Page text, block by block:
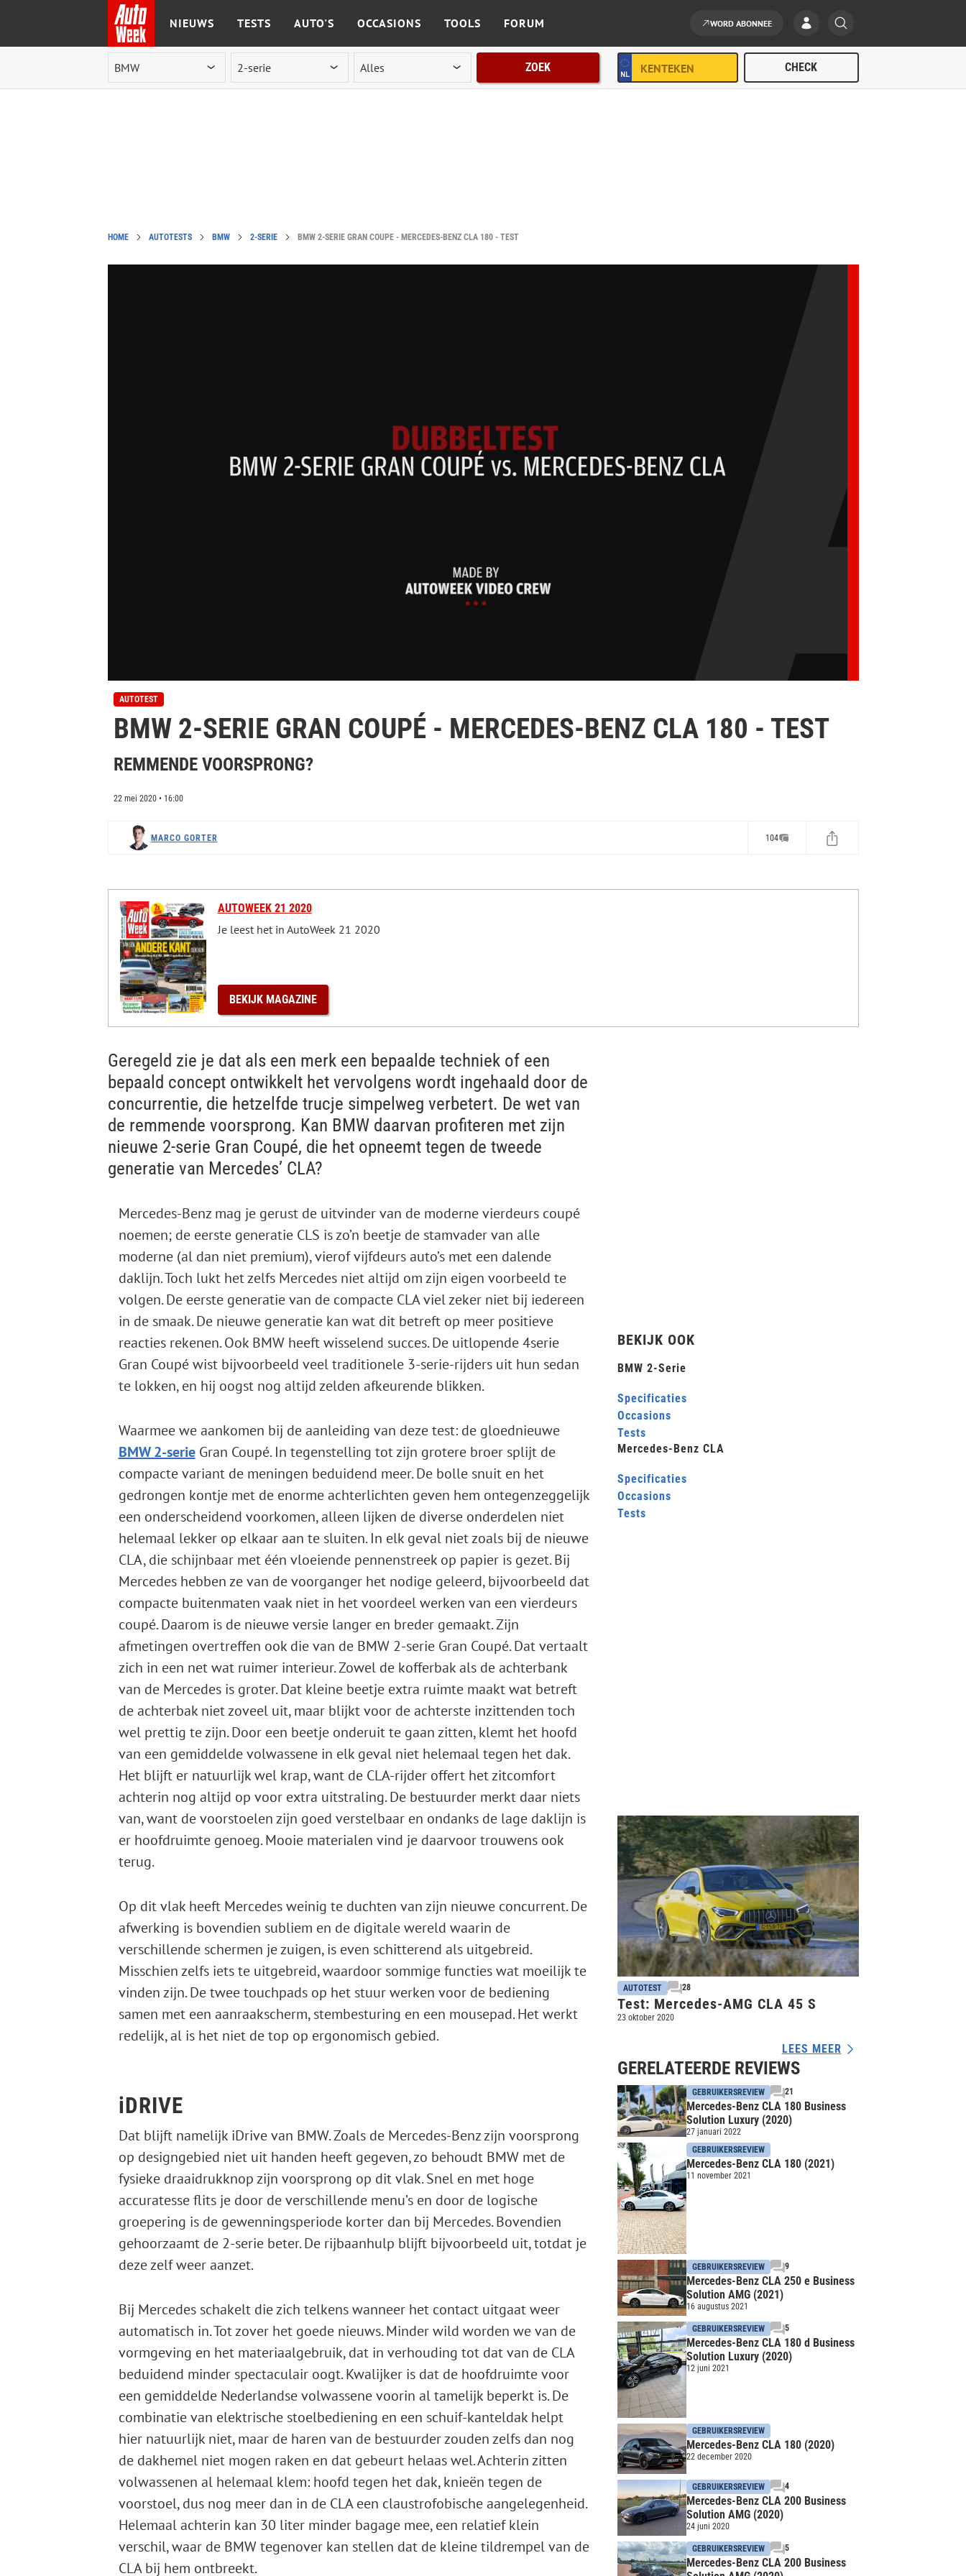
Ga naar de inhoud
NIEUWS TESTS AUTO'S OCCASIONS TOOLS FORUM WORD ABONNEE
ZOEK
HOME AUTOTESTS BMW 2-SERIE BMW 2-SERIE GRAN COUPÉ - MERCEDES-BENZ CLA 180 - TEST
V
AUTOTEST
BMW 2-SERIE GRAN COUPÉ - MERCEDES-BENZ CLA 180 - TEST
REMMENDE VOORSPRONG?
22 mei 2020 • 16:00
MARCO GORTER 104
AUTOWEEK 21 2020
Je leest het in AutoWeek 21 2020
BEKIJKMAGAZINE
Geregeld zie je dat als een merk een bepaalde techniek of een
bepaald concept ontwikkelt het vervolgens wordt ingehaald door de
concurrentie, die hetzelfde trucje simpelweg verbetert. De wet van
de remmende voorsprong. Kan BMW daarvan profiteren met zijn
nieuwe 2-serie Gran Coupé, die het opneemt tegen de tweede
generatie van Mercedes’ CLA?
Mercedes-Benz mag je gerust de uitvinder van de moderne vierdeurs coupé
noemen; de eerste generatie CLS is zo’n beetje de stamvader van alle
moderne (al dan niet premium), vierof vijfdeurs auto’s met een dalende
daklijn. Toch lukt het zelfs Mercedes niet altijd om zijn eigen voorbeeld te
volgen. De eerste generatie van de compacte CLA viel zeker niet bij iedereen
in de smaak. De nieuwe generatie kan wat dit betreft op meer positieve
reacties rekenen. Ook BMW heeft wisselend succes. De uitlopende 4serie
Gran Coupé wist bijvoorbeeld veel traditionele 3-serie-rijders uit hun sedan
te lokken, en hij oogst nog altijd zelden afkeurende blikken.
Waarmee we aankomen bij de aanleiding van deze test: de gloednieuwe
BMW 2-serieGran Coupé. In tegenstelling tot zijn grotere broer splijt de
compacte variant de meningen beduidend meer. De bolle snuit en het
gedrongen kontje met de enorme achterlichten geven hem ontegenzeggelijk
een onderscheidend voorkomen, alleen lijken de diverse onderdelen niet
helemaal lekker op elkaar aan te sluiten. In elk geval niet zoals bij de nieuwe
CLA, die schijnbaar met één vloeiende pennenstreek op papier is gezet. Bij
Mercedes hebben ze van de voorganger het nodige geleerd, bijvoorbeeld dat
compacte buitenmaten vaak niet in het voordeel werken van een vierdeurs
coupé. Daarom is de nieuwe versie langer en breder gemaakt. Zijn
afmetingen overtreffen ook die van de BMW 2-serie Gran Coupé. Dat vertaalt
zich in een net wat ruimer interieur. Zowel de kofferbak als de achterbank
van de Mercedes is groter. Dat kleine beetje extra ruimte maakt wat betreft
de achterbak niet zoveel uit, maar blijkt voor de achterste inzittenden toch
wel prettig te zijn. Door een beetje onderuit te gaan zitten, klemt het hoofd
van een gemiddelde volwassene in elk geval niet helemaal tegen het dak.
Het blijft er natuurlijk wel krap, want de CLA-rijder offert het zitcomfort
achterin nog altijd op voor extra uitstraling. De bestuurder merkt daar niets
van, want de voorstoelen zijn goed verstelbaar en ondanks de lage daklijn is
er hoofdruimte genoeg. Mooie materialen vind je daarvoor trouwens ook
terug.
Op dit vlak heeft Mercedes weinig te duchten van zijn nieuwe concurrent. De
afwerking is bovendien subliem en de digitale wereld waarin de
verschillende schermen je zuigen, is even schitterend als uitgebreid.
Misschien zelfs iets te uitgebreid, waardoor sommige functies wat moeilijk te
vinden zijn. De twee touchpads op het stuur werken voor de bediening
samen met een aanraakscherm, stembesturing en een mousepad. Het werkt
redelijk, al is het niet de top op ergonomisch gebied.
iDRIVE
Dat blijft namelijk iDrive van BMW. Zoals de Mercedes-Benz zijn voorsprong
op designgebied niet uit handen heeft gegeven, zo behoudt BMW met de
fysieke draaidrukknop zijn voorsprong op dit vlak. Snel en met hoge
accuratesse flits je door de verschillende menu’s en door de logische
groepering is de gewenningsperiode korter dan bij Mercedes. Bovendien
gehoorzaamt de 2-serie beter. De rijbaanhulp blijft bijvoorbeeld uit, totdat je
deze zelf weer aanzet.
Bij Mercedes schakelt die zich telkens wanneer het contact uitgaat weer
automatisch in. Tot zover het goede nieuws. Minder wild worden we van de
vormgeving en het materiaalgebruik, dat in verhouding tot dat van de CLA
beduidend minder spectaculair oogt. Kwalijker is dat de hoofdruimte voor
een gemiddelde Nederlandse volwassene voorin al tamelijk beperkt is. De
combinatie van elektrische stoelbediening en een schuif-kanteldak helpt
hier natuurlijk niet, maar de haren van de bestuurder zouden zelfs dan nog
de dakhemel niet mogen raken en dat gebeurt helaas wel. Achterin zitten
volwassenen al helemaal klem: hoofd tegen het dak, knieën tegen de
voorstoel, dus nog meer dan in de CLA een claustrofobische aangelegenheid.
Helemaal achterin kan 30 liter minder bagage mee, een relatief klein
verschil, waar de BMW tegenover kan stellen dat de kleine tildrempel van de
CLA bij hem ontbreekt.
BEKIJK OOK
BMW 2-Serie
Specificaties
Occasions
Tests
Mercedes-Benz CLA
Specificaties
Occasions
Tests
AUTOTEST 28
Test: Mercedes-AMG CLA 45 S
23 oktober 2020
LEES MEER
GERELATEERDE REVIEWS
GEBRUIKERSREVIEW 21
Mercedes-Benz CLA 180 Business
Solution Luxury (2020)
27 januari 2022
GEBRUIKERSREVIEW
Mercedes-Benz CLA 180 (2021)
11 november 2021
GEBRUIKERSREVIEW 9
Mercedes-Benz CLA 250 e Business
Solution AMG (2021)
16 augustus 2021
GEBRUIKERSREVIEW 5
Mercedes-Benz CLA 180 d Business
Solution Luxury (2020)
12 juni 2021
GEBRUIKERSREVIEW
Mercedes-Benz CLA 180 (2020)
22 december 2020
GEBRUIKERSREVIEW 4
Mercedes-Benz CLA 200 Business
Solution AMG (2020)
24 juni 2020
GEBRUIKERSREVIEW 5
Mercedes-Benz CLA 200 Business